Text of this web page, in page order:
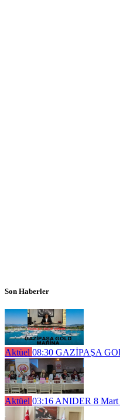
Son Haberler
Aktüel 08:30 GAZİPAŞA
Aktüel 03:16 ANIDER 8 Mart